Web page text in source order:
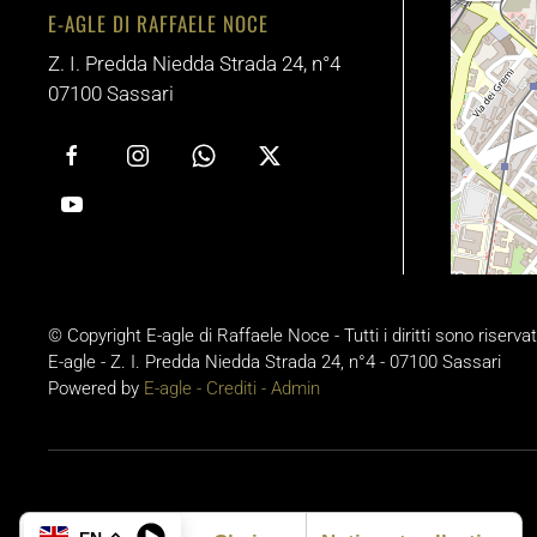
E-AGLE DI RAFFAELE NOCE
Z. I. Predda Niedda Strada 24, n°4
07100 Sassari
© Copyright E-agle di Raffaele Noce - Tutti i diritti sono
E-agle - Z. I. Predda Niedda Strada 24, n°4 - 07100 Sassari
Powered by E-agle - Crediti - Admin